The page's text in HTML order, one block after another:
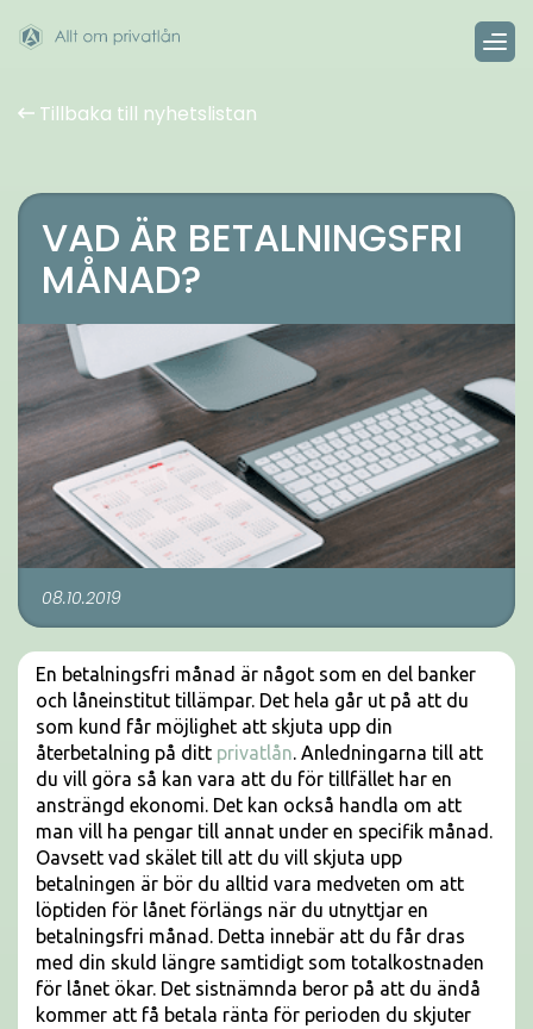
Tillbaka till nyhetslistan
VAD ÄR BETALNINGSFRI
MÅNAD?
08.10.2019
En betalningsfri månad är något som en del banker
och låneinstitut tillämpar. Det hela går ut på att du
som kund får möjlighet att skjuta upp din
återbetalning på ditt privatlån. Anledningarna till att
du vill göra så kan vara att du för tillfället har en
ansträngd ekonomi. Det kan också handla om att
man vill ha pengar till annat under en specifik månad.
Oavsett vad skälet till att du vill skjuta upp
betalningen är bör du alltid vara medveten om att
löptiden för lånet förlängs när du utnyttjar en
betalningsfri månad. Detta innebär att du får dras
med din skuld längre samtidigt som totalkostnaden
för lånet ökar. Det sistnämnda beror på att du ändå
kommer att få betala ränta för perioden du skjuter